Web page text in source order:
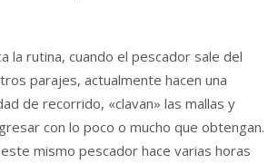
la rutina, cuando el pescador sale del
parajes, actualmente hacen una
de recorrido, «clavan» las mallas y
con lo poco o mucho que obtengan.
mismo pescador hace varias horas